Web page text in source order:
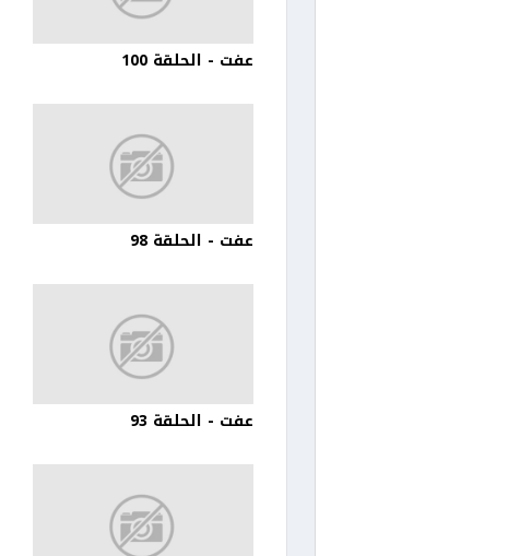
عفت - الحلقة 100
عفت - الحلقة 98
عفت - الحلقة 93